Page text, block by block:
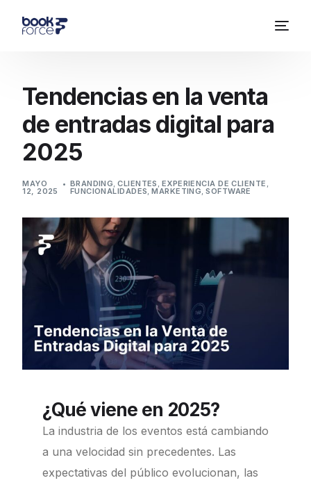
Tendencias en la venta
de entradas digital para
2025
MAYO
12, 2025
BRANDING,CLIENTES , EXPERIENCIA DE CLIENTE ,
FUNCIONALIDADES,MARKETING,SOFTWARE
¿Qué viene en 2025?
La industria de los eventos está cambiando
a una velocidad sin precedentes. Las
expectativas del público evolucionan, las